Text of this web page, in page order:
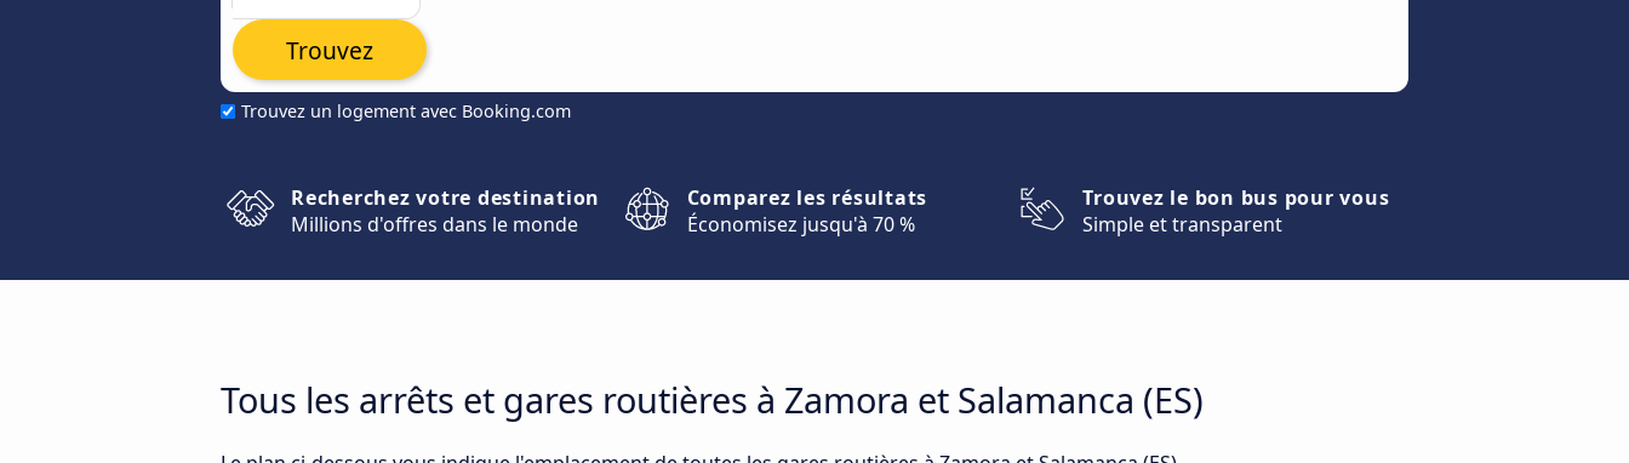
Trouvez un logement avec Booking.com
Trouvez
Recherchez votre destination
Millions d'offres dans le monde
Comparez les résultats
Économisez jusqu'à 70 %
Trouvez le bon bus pour vous
Simple et transparent
Tous les arrêts et gares routières à Zamora et Salamanca (ES)